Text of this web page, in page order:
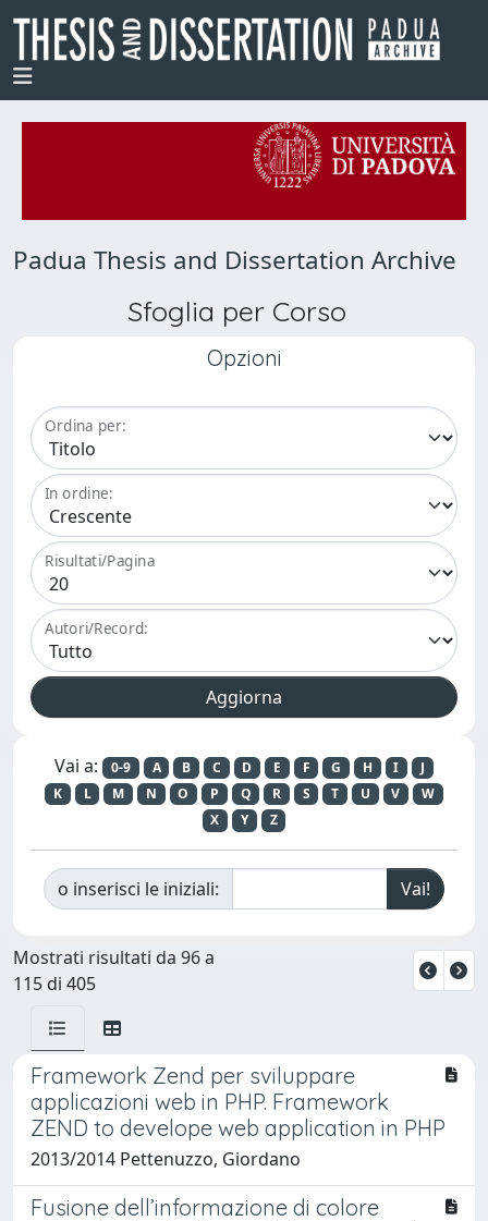
Padua Thesis and Dissertation Archive
Sfoglia per Corso
Opzioni
Ordina per:
In ordine:
Risultati/Pagina
Autori/Record:
Vai a: 0-9 A B C D E F G H I
J
K
L M N O P Q R S T U V
W
X
Y Z
o inserisci le iniziali:
Mostrati risultati da 96 a
115 di 405
Framework Zend per sviluppare
applicazioni web in PHP. Framework
ZEND to develope web application in PHP
2013/2014 Pettenuzzo, Giordano
Fusione dell’informazione di colore